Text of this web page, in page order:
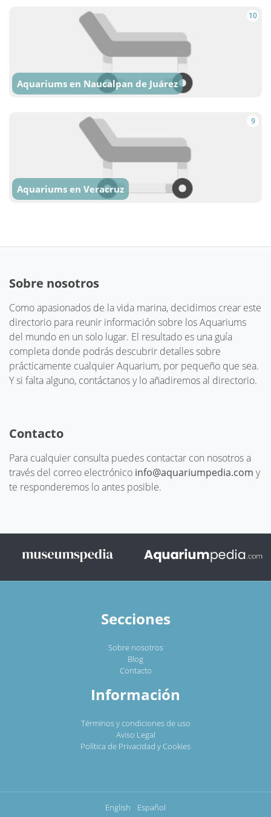
10
Aquariums en Naucalpan de Juárez
9
Aquariums en Veracruz
Sobre nosotros
Como apasionados de la vida marina, decidimos crear este
directorio para reunir información sobre los Aquariums
del mundo en un solo lugar. El resultado es una guía
completa donde podrás descubrir detalles sobre
prácticamente cualquier Aquarium, por pequeño que sea.
Y si falta alguno, contáctanos y lo añadiremos al directorio.
Contacto
Para cualquier consulta puedes contactar con nosotros a
través del correo electrónico info@aquariumpedia.com y
te responderemos lo antes posible.
Secciones
Sobre nosotros
Blog
Contacto
Información
Términos y condiciones de uso
Aviso Legal
Política de Privacidad y Cookies
English Español